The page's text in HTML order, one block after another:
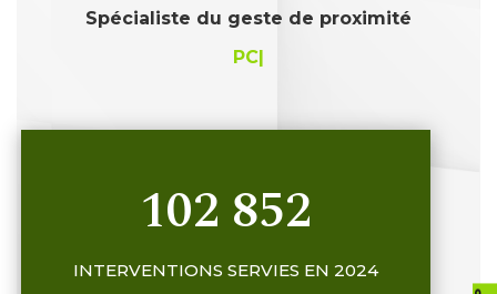
Spécialiste du geste de proximité
informat
102 852
INTERVENTIONS SERVIES EN 2024